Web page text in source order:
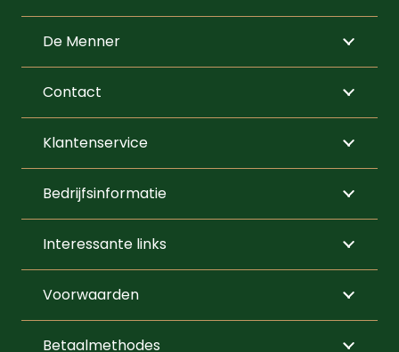
De Menner
Contact
Klantenservice
Bedrijfsinformatie
Interessante links
Voorwaarden
Betaalmethodes